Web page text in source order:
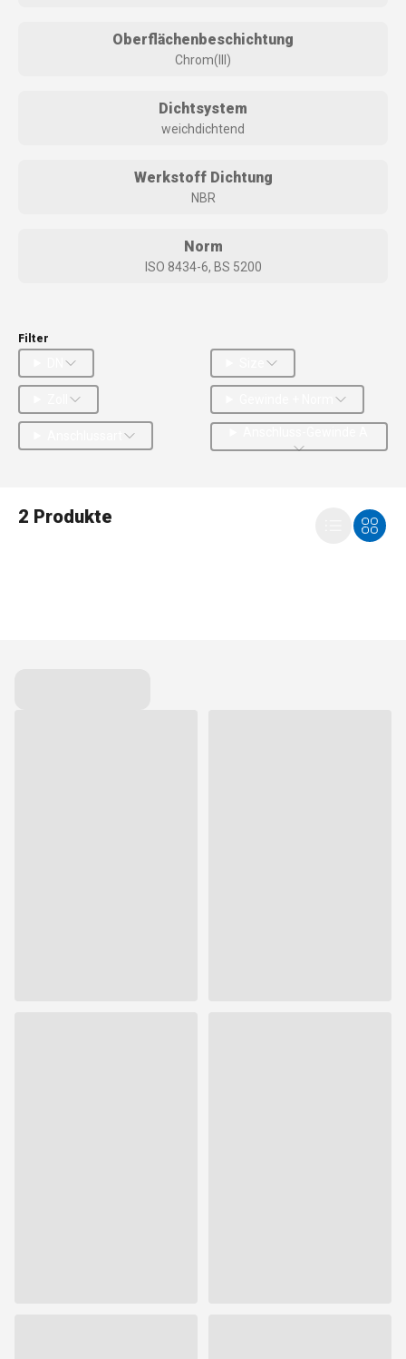
Oberflächenbeschichtung
Chrom(III)
Dichtsystem
weichdichtend
Werkstoff Dichtung
NBR
Norm
ISO 8434-6, BS 5200
Filter
2 Produkte